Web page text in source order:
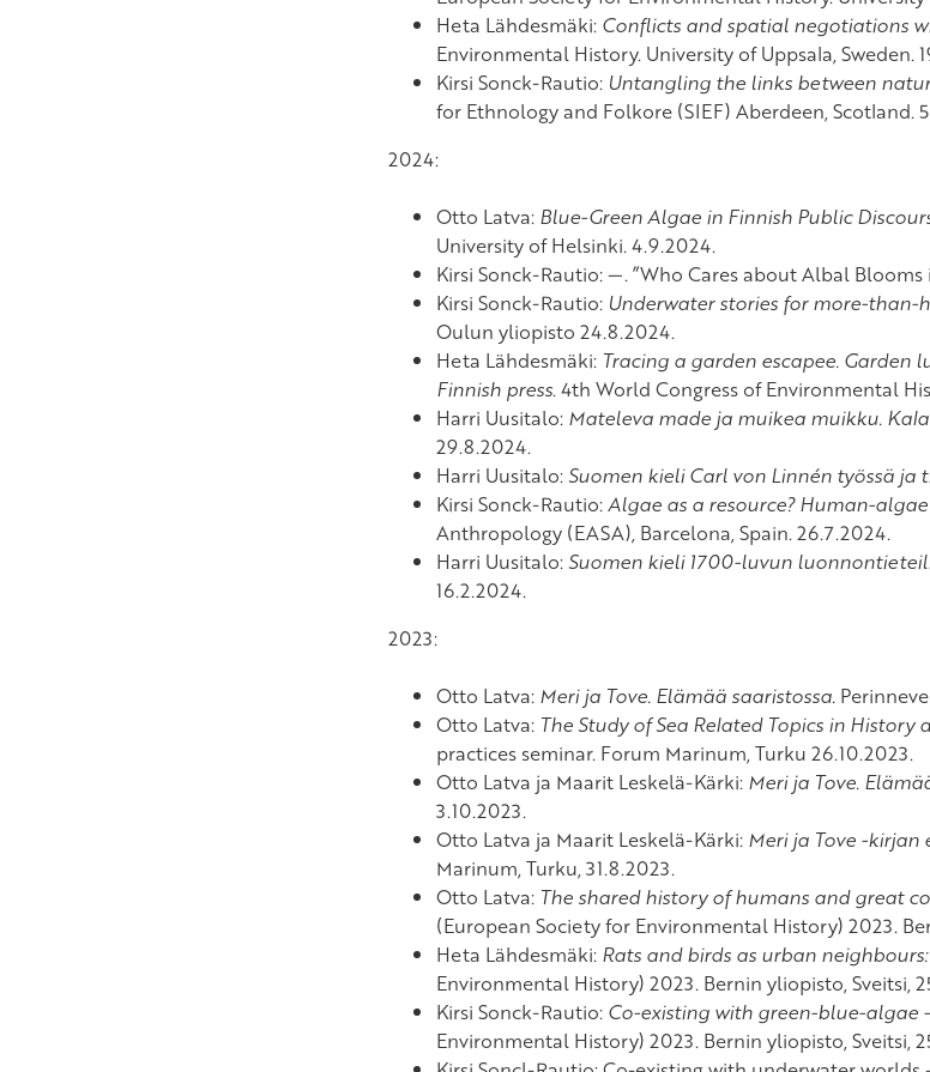
Heta Lähdesmäki: Conflicts and spatial negotiations
Environmental History. University of Uppsala, Sweden.
Kirsi Sonck-Rautio: Untangling the links between
for Ethnology and Folkore (SIEF) Aberdeen, Scotland.
2024:
Otto Latva: Blue-Green Algae in Finnish Public
University of Helsinki. 4.9.2024.
Kirsi Sonck-Rautio: —. ”Who Cares about Albal
Kirsi Sonck-Rautio: Underwater stories for more-than-
Oulun yliopisto 24.8.2024.
Heta Lähdesmäki: Tracing a garden escapee.
Finnish press. 4th World Congress of Environmental
Harri Uusitalo: Mateleva made ja muikea muikku.
29.8.2024.
Harri Uusitalo: Suomen kieli Carl von Linnén työssä ja
Kirsi Sonck-Rautio:Algae as a resource? Human-
Anthropology (EASA), Barcelona, Spain. 26.7.2024.
Harri Uusitalo: Suomen kieli 1700-luvun
16.2.2024.
2023:
Otto Latva: Meri ja Tove. Elämää saaristossa.
Otto Latva: The Study of Sea Related Topics in
practices seminar. Forum Marinum, Turku 26.10.2023.
Otto Latva ja Maarit Leskelä-Kärki: Meri ja Tove.
3.10.2023.
Otto Latva ja Maarit Leskelä-Kärki: Meri ja Tove -
Marinum, Turku, 31.8.2023.
Otto Latva:The shared history of humans and great
(European Society for Environmental History) 2023.
Heta Lähdesmäki: Rats and birds as urban
Environmental History) 2023. Bernin yliopisto, Sveitsi,
Kirsi Sonck-Rautio: Co-existing with green-blue-algae
Environmental History) 2023. Bernin yliopisto, Sveitsi,